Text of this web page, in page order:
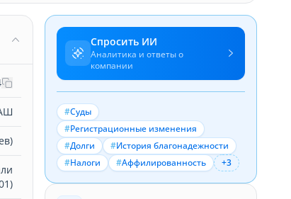
Спросить ИИ
Аналитика и ответы о
компании
#Суды
#Регистрационные изменения
#Долги #История благонадежности
#Налоги #Аффилированность +3